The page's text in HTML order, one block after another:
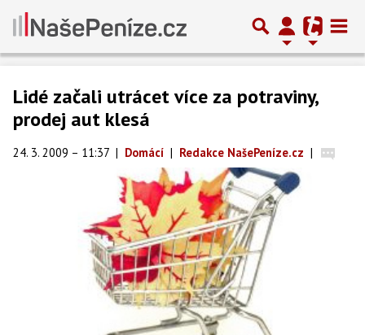
Lidé začali utrácet více za potraviny,
prodej aut klesá
24. 3. 2009 – 11:37 | Domácí | Redakce NašePeníze.cz |